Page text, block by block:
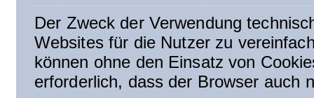
Der Zweck der Verwendung
Websites für die Nutzer zu
können ohne den Einsatz von
erforderlich, dass der Browser auch